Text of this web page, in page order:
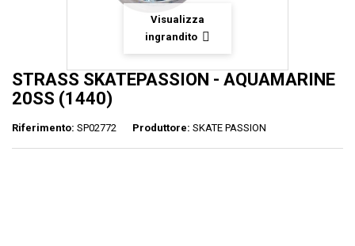
Visualizza
ingrandito
STRASS SKATEPASSION - AQUAMARINE
20SS (1440)
Riferimento: SP02772 Produttore: SKATE PASSION